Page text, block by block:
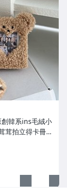
創韓系ins毛絨小
茸拍立得卡冊專
冊